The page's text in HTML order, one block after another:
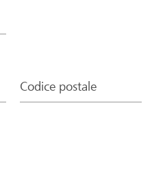
Codice postale